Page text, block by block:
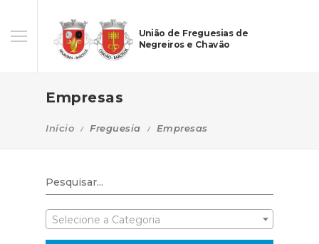
União de Freguesias de
Negreiros e Chavão
Empresas
Início Freguesia Empresas
Selecione a Categoria